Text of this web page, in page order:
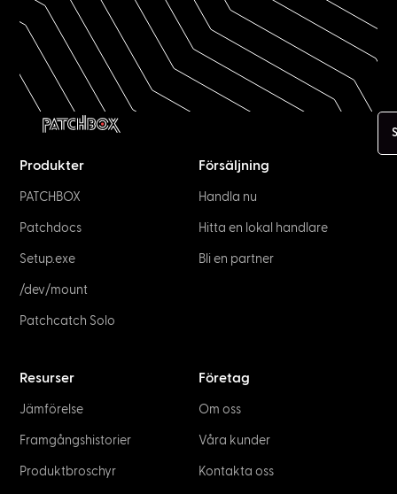
Produkter
PATCHBOX
Patchdocs
Setup.exe
/dev/mount
Patchcatch Solo
Försäljning
Handla nu
Hitta en lokal handlare
Bli en partner
Resurser
Jämförelse
Framgångshistorier
Produktbroschyr
Företag
Om oss
Våra kunder
Kontakta oss